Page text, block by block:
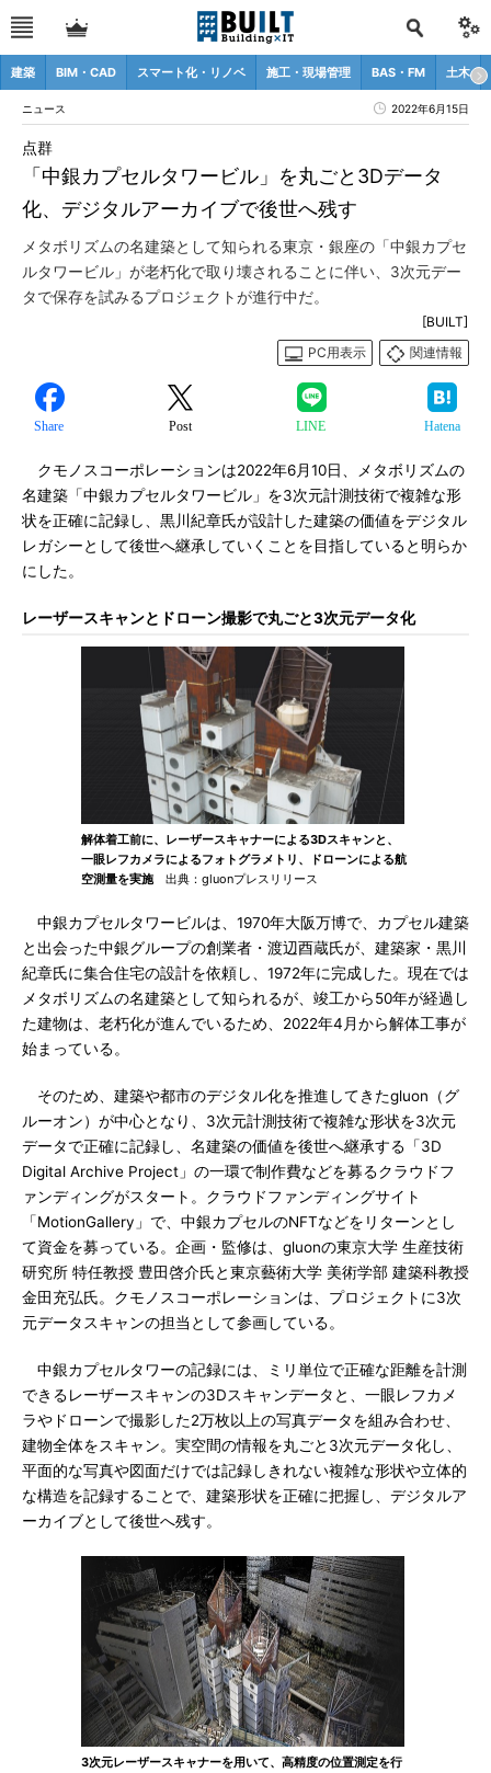
建築 BIM・CAD スマート化・リノベ 施工・現場管理 BAS・FM 土木
ニュース 2022年6月15日
「中銀カプセルタワービル」を丸ごと3Dデータ
化、デジタルアーカイブで後世へ残す
点群
メタボリズムの名建築として知られる東京・銀座の「中銀カプセ
ルタワービル」が老朽化で取り壊されることに伴い、3次元デー
タで保存を試みるプロジェクトが進行中だ。
[BUILT]
PC用表示
関連情報
Share Post LINE Hatena
クモノスコーポレーションは2022年6月10日、メタボリズムの
名建築「中銀カプセルタワービル」を3次元計測技術で複雑な形
状を正確に記録し、黒川紀章氏が設計した建築の価値をデジタル
レガシーとして後世へ継承していくことを目指していると明らか
にした。
レーザースキャンとドローン撮影で丸ごと3次元データ化
解体着工前に、レーザースキャナーによる3Dスキャンと、
一眼レフカメラによるフォトグラメトリ、ドローンによる航
空測量を実施 出典：gluonプレスリリース
中銀カプセルタワービルは、1970年大阪万博で、カプセル建築
と出会った中銀グループの創業者・渡辺酉蔵氏が、建築家・黒川
紀章氏に集合住宅の設計を依頼し、1972年に完成した。現在では
メタボリズムの名建築として知られるが、竣工から50年が経過し
た建物は、老朽化が進んでいるため、2022年4月から解体工事が
始まっている。
そのため、建築や都市のデジタル化を推進してきたgluon（グ
ルーオン）が中心となり、3次元計測技術で複雑な形状を3次元
データで正確に記録し、名建築の価値を後世へ継承する「3D
Digital Archive Project」の一環で制作費などを募るクラウドフ
ァンディングがスタート。クラウドファンディングサイト
「MotionGallery」で、中銀カプセルのNFTなどをリターンとし
て資金を募っている。企画・監修は、gluonの東京大学 生産技術
研究所 特任教授 豊田啓介氏と東京藝術大学 美術学部 建築科教授
金田充弘氏。クモノスコーポレーションは、プロジェクトに3次
元データスキャンの担当として参画している。
中銀カプセルタワーの記録には、ミリ単位で正確な距離を計測
できるレーザースキャンの3Dスキャンデータと、一眼レフカメ
ラやドローンで撮影した2万枚以上の写真データを組み合わせ、
建物全体をスキャン。実空間の情報を丸ごと3次元データ化し、
平面的な写真や図面だけでは記録しきれない複雑な形状や立体的
な構造を記録することで、建築形状を正確に把握し、デジタルア
ーカイブとして後世へ残す。
3次元レーザースキャナーを用いて、高精度の位置測定を行